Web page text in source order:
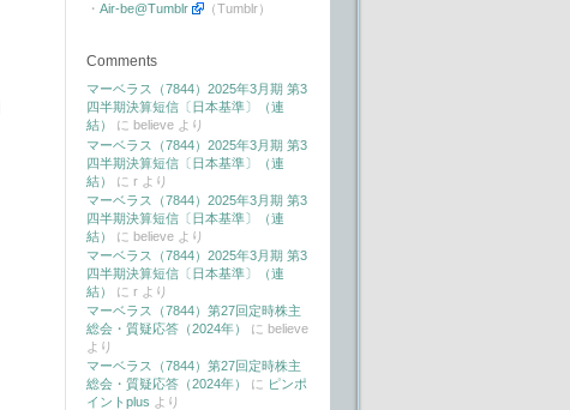
・ Air-be@Tumblr （Tumblr）
Comments
マーベラス（7844）2025年3月期 第3
四半期決算短信〔日本基準〕（連
結）
に believe より
マーベラス（7844）2025年3月期 第3
四半期決算短信〔日本基準〕（連
結）
に r より
マーベラス（7844）2025年3月期 第3
四半期決算短信〔日本基準〕（連
結）
に believe より
マーベラス（7844）2025年3月期 第3
四半期決算短信〔日本基準〕（連
結）
に r より
マーベラス（7844）第27回定時株主
総会・質疑応答（2024年）
に believe
より
マーベラス（7844）第27回定時株主
総会・質疑応答（2024年）
に ピンポ
イントplus より